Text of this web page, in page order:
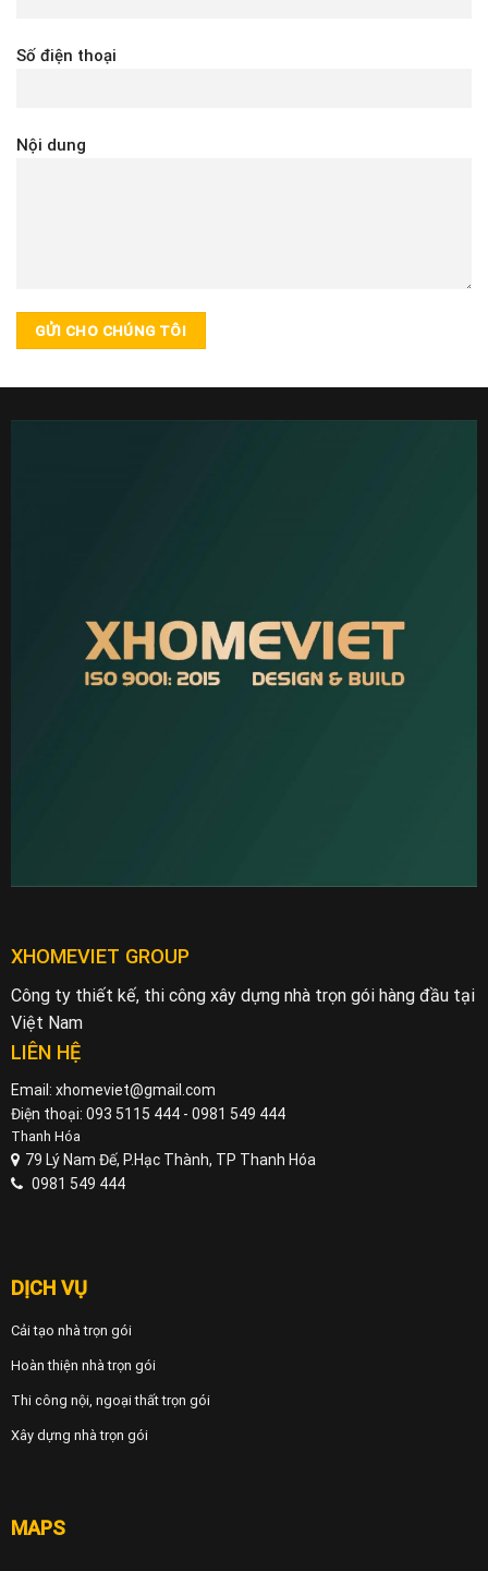
Số điện thoại
Nội dung
XHOMEVIET GROUP
Công ty thiết kế, thi công xây dựng nhà trọn gói hàng đầu tại
Việt Nam
LIÊN HỆ
Email: xhomeviet@gmail.com
Điện thoại: 093 5115 444 - 0981 549 444
Thanh Hóa
79 Lý Nam Đế, P.Hạc Thành, TP Thanh Hóa
0981 549 444
DỊCH VỤ
Cải tạo nhà trọn gói
Hoàn thiện nhà trọn gói
Thi công nội, ngoại thất trọn gói
Xây dựng nhà trọn gói
MAPS